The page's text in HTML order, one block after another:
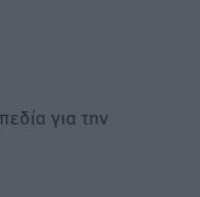
για την